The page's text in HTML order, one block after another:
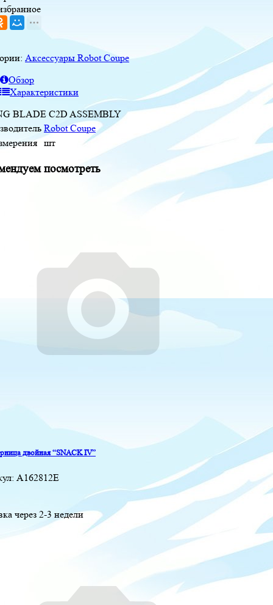
Аксессуары Robot Coupe
Обзор
Характеристики
BLADE C2D ASSEMBLY
Robot Coupe
шт
посмотреть
двойная “SNACK IV”
A162812E
через 2-3 недели